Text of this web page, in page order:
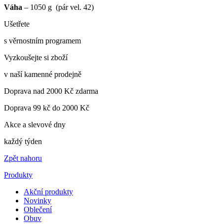
Váha – 1050 g (pár vel. 42)
Ušetřete
s věrnostním programem
Vyzkoušejte si zboží
v naší kamenné prodejně
Doprava nad 2000 Kč zdarma
Doprava 99 kč do 2000 Kč
Akce a slevové dny
každý týden
Zpět nahoru
Produkty
Akční produkty
Novinky
Oblečení
Obuv